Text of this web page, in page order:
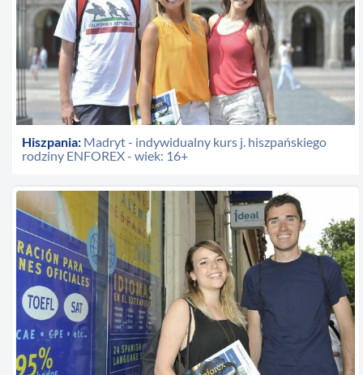
Hiszpania: Madryt - indywidualny kurs j. hiszpańskiego
rodziny ENFOREX - wiek: 16+